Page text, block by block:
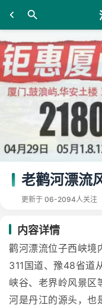
老鹳河漂流
更新于 06-2094人关注
内容详情
鹳河漂流位子西峡境
311国道、豫48省道
峡谷、老界岭风景区
河是丹江的源头，也